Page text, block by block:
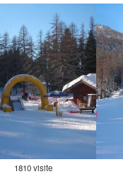
1810 visite